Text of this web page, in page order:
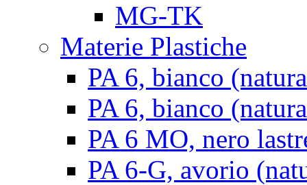
MG-TK
Materie Plastiche
PA 6, bianco
PA 6, bianco
PA 6 MO, nero
PA 6-G, avorio